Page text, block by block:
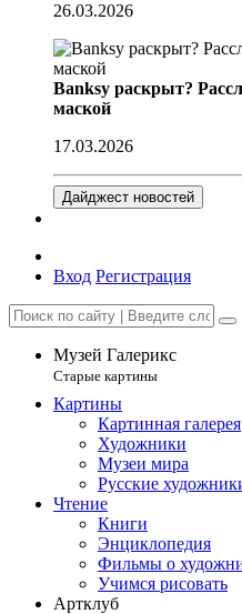
26.03.2026
Banksy раскрыт?
маской
17.03.2026
Дайджест новостей
Вход Регистрация
Музей Галерикс
Старые картины
Картины
Картинная галерея
Художники
Музеи мира
Русские
Чтение
Книги
Энциклопедия
Фильмы о
Учимся рисовать
Артклуб